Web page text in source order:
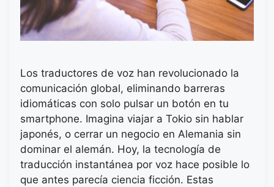
Los traductores de voz han revolucionado la
comunicación global, eliminando barreras
idiomáticas con solo pulsar un botón en tu
smartphone. Imagina viajar a Tokio sin hablar
japonés, o cerrar un negocio en Alemania sin
dominar el alemán. Hoy, la tecnología de
traducción instantánea por voz hace posible lo
que antes parecía ciencia ficción. Estas